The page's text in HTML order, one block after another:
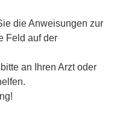
die Anweisungen zur
Feld auf der
an Ihren Arzt oder